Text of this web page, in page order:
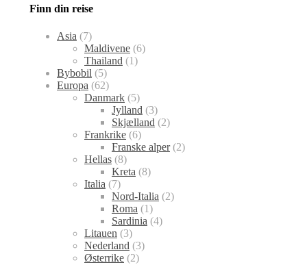
Finn din reise
Asia (7)
Maldivene (6)
Thailand (1)
Bybobil (5)
Europa (62)
Danmark (5)
Jylland (3)
Skjælland (2)
Frankrike (6)
Franske alper(2)
Hellas (8)
Kreta (8)
Italia (7)
Nord-Italia (2)
Roma (1)
Sardinia (4)
Litauen (3)
Nederland (3)
Østerrike (2)